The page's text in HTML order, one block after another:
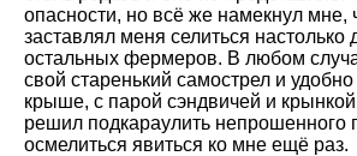
опасности, но всё же намекнул мне,
заставлял меня селиться настолько
остальных фермеров. В любом
свой старенький самострел и
крыше, с парой сэндвичей и
решил подкараулить непрошенного
осмелиться явиться ко мне ещё раз.